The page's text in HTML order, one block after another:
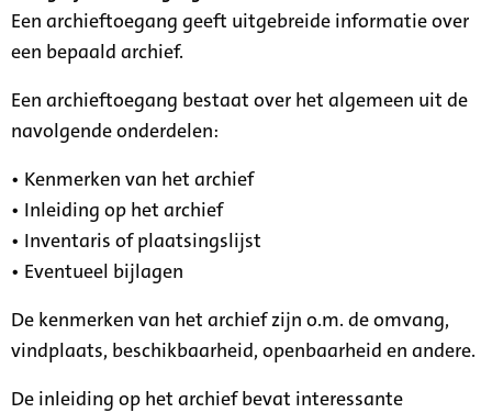
Een archieftoegang geeft uitgebreide informatie over
een bepaald archief.
Een archieftoegang bestaat over het algemeen uit de
navolgende onderdelen:
• Kenmerken van het archief
• Inleiding op het archief
• Inventaris of plaatsingslijst
• Eventueel bijlagen
De kenmerken van het archief zijn o.m. de omvang,
vindplaats, beschikbaarheid, openbaarheid en andere.
De inleiding op het archief bevat interessante